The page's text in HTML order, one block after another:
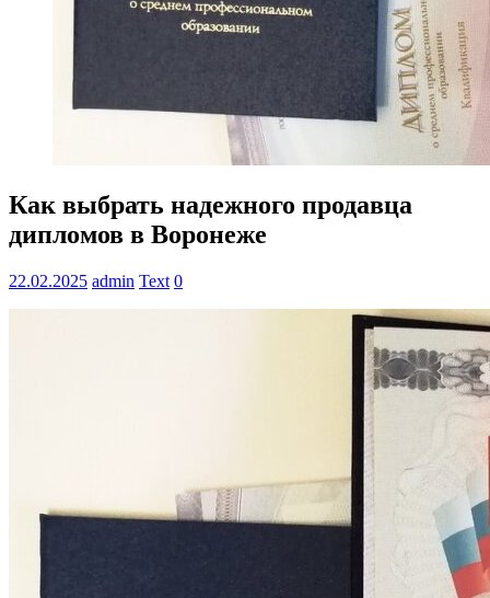
Как выбрать надежного продавца
дипломов в Воронеже
22.02.2025 admin Text 0